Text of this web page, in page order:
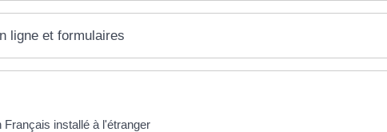
ligne et formulaires
Français installé à l'étranger